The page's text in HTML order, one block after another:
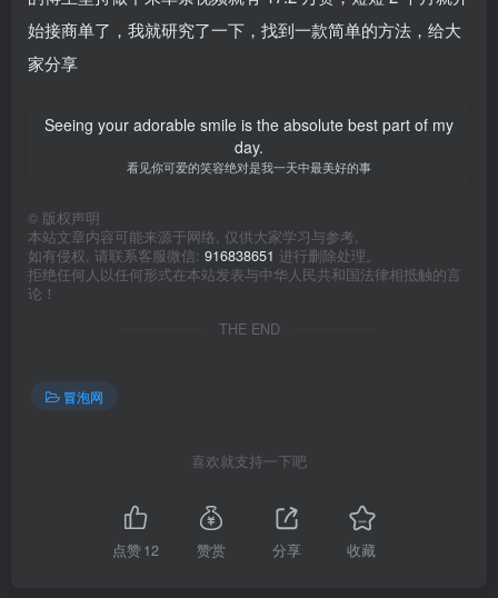
始接商单了，我就研究了一下，找到一款简单的方法，给大
家分享
Seeing your adorable smile is the absolute best part of my
day.
看见你可爱的笑容绝对是我一天中最美好的事
© 版权声明
本站文章内容可能来源于网络, 仅供大家学习与参考,
如有侵权, 请联系客服微信: 916838651 进行删除处理。
拒绝任何人以任何形式在本站发表与中华人民共和国法律相抵触的言
论！
THE END
冒泡网
喜欢就支持一下吧
点赞12 赞赏 分享 收藏